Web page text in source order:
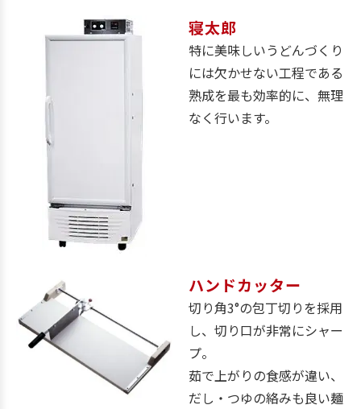
寝太郎​​
特に美味しいうどんづくり
には欠かせない工程である
熟成を最も効率的に、無理
なく行います。
ハンドカッター​​
切り角3°の包丁切りを採用
し、切り口が非常にシャー
プ。
茹で上がりの食感が違い、
だし・つゆの絡みも良い麺